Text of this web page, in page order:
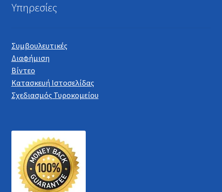
Υπηρεσίες
Συμβουλευτικές
Διαφήμιση
Βίντεο
Κατασκευή Ιστοσελίδας
Σχεδιασμός Τυροκομείου